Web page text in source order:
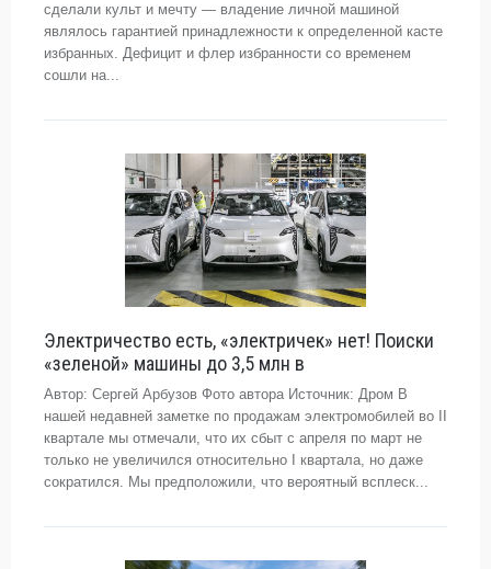
сделали культ и мечту — владение личной машиной
являлось гарантией принадлежности к определенной касте
избранных. Дефицит и флер избранности со временем
сошли на...
Электричество есть, «электричек» нет! Поиски
«зеленой» машины до 3,5 млн в
Автор: Сергей Арбузов Фото автора Источник: Дром В
нашей недавней заметке по продажам электромобилей во II
квартале мы отмечали, что их сбыт с апреля по март не
только не увеличился относительно I квартала, но даже
сократился. Мы предположили, что вероятный всплеск...